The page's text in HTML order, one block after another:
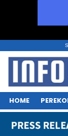
HOME